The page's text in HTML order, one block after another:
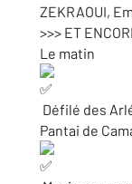
ZEKRAOUI,
>>> ET
Le matin
Défilé des
Pantai de